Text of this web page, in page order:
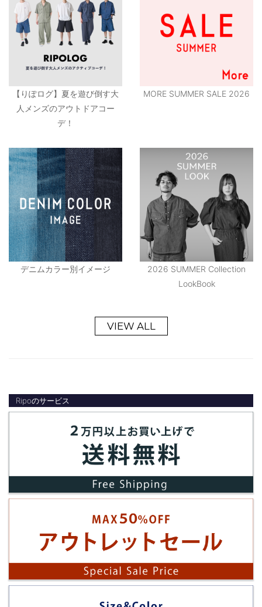
【りぽログ】夏を遊び倒す大
人メンズのアウトドアコー
デ！
MORE SUMMER SALE 2026
デニムカラー別イメージ
2026 SUMMER Collection
LookBook
VIEW ALL
Ripoのサービス